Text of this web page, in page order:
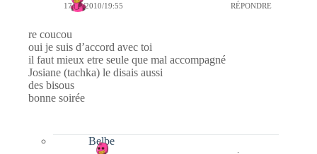
17/02/2010/19:55 RÉPONDRE
re coucou
oui je suis d’accord avec toi
il faut mieux etre seule que mal accompagné
Josiane (tachka) le disais aussi
des bisous
bonne soirée
Belbe